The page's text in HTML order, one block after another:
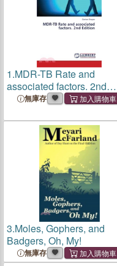
1.MDR-TB Rate and
associated factors. 2nd
Edition
無庫存
3.Moles, Gophers, and
Badgers, Oh, My!
無庫存